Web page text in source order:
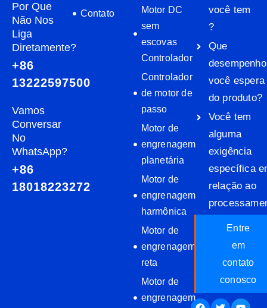
Por Que
Não Nos
Liga
Diretamente?
+86
13222597500
Vamos
Conversar
No
WhatsApp?
+86
18018223272
Contato
Motor DC
sem
escovas
Controlador
Controlador
de motor de
passo
Motor de
engrenagem
planetária
Motor de
engrenagem
harmônica
Motor de
engrenagem
reta
Motor de
engrenagem
você tem
?
Que
desempenho
você espera
do produto?
Você tem
alguma
exigência
específica
relação ao
Entre
em
contato
conosco
Facebook
Twitter